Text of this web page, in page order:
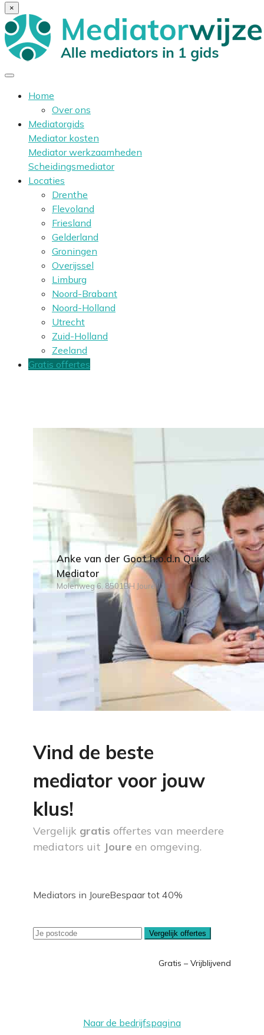
×
Home
Over ons
Mediatorgids
Mediator kosten
Mediator werkzaamheden
Scheidingsmediator
Locaties
Drenthe
Flevoland
Friesland
Gelderland
Groningen
Overijssel
Limburg
Noord-Brabant
Noord-Holland
Utrecht
Zuid-Holland
Zeeland
Gratis offertes
Anke van der Goot h.o.d.n Quick
Mediator
Molenweg 6, 8501BH Joure
Vind de beste
mediator voor jouw
klus!
Vergelijk gratis offertes van meerdere
mediators uit Joure en omgeving.
Mediators in JoureBespaar tot 40%
Vergelijk offertes
Gratis – Vrijblijvend
Naar de bedrijfspagina